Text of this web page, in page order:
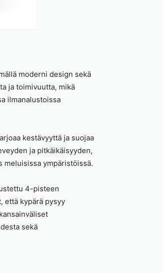
moderni design sekä
ja toimivuutta, mikä
ilmanalustoissa
kestävyyttä ja suojaa
ja pitkäikäisyyden,
meluisissa ympäristöissä.
4-pisteen
että kypärä pysyy
sekä